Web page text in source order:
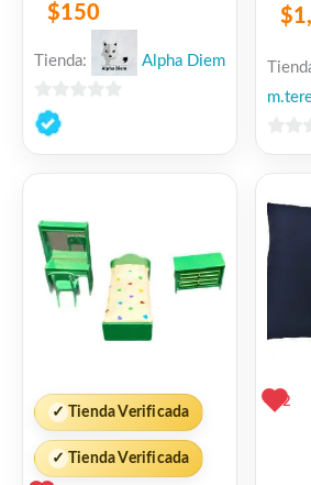
$150
Tienda: Alpha Diem
0
de
$
5
✓ Tienda Verificada
✓ Tienda Verificada
2